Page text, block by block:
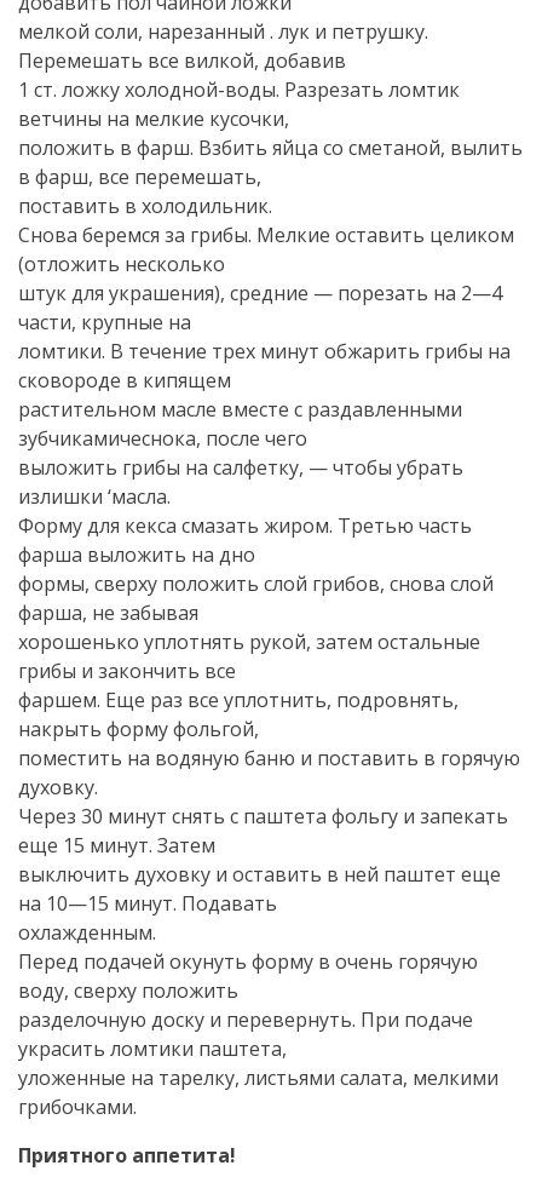
мелкой соли, нарезанный . лук и петрушку.
Перемешать все вилкой, добавив
1 ст. ложку холодной-воды. Разрезать ломтик
ветчины на мелкие кусочки,
положить в фарш. Взбить яйца со сметаной, вылить
в фарш, все перемешать,
поставить в холодильник.
Снова беремся за грибы. Мелкие оставить целиком
(отложить несколько
штук для украшения), средние — порезать на 2—4
части, крупные на
ломтики. В течение трех минут обжарить грибы на
сковороде в кипящем
растительном масле вместе с раздавленными
зубчикамичеснока, после чего
выложить грибы на салфетку, — чтобы убрать
излишки ‘масла.
Форму для кекса смазать жиром. Третью часть
фарша выложить на дно
формы, сверху положить слой грибов, снова слой
фарша, не забывая
хорошенько уплотнять рукой, затем остальные
грибы и закончить все
фаршем. Еще раз все уплотнить, подровнять,
накрыть форму фольгой,
поместить на водяную баню и поставить в горячую
духовку.
Через 30 минут снять с паштета фольгу и запекать
еще 15 минут. Затем
выключить духовку и оставить в ней паштет еще
на 10—15 минут. Подавать
охлажденным.
Перед подачей окунуть форму в очень горячую
воду, сверху положить
разделочную доску и перевернуть. При подаче
украсить ломтики паштета,
уложенные на тарелку, листьями салата, мелкими
грибочками.
Приятного аппетита!